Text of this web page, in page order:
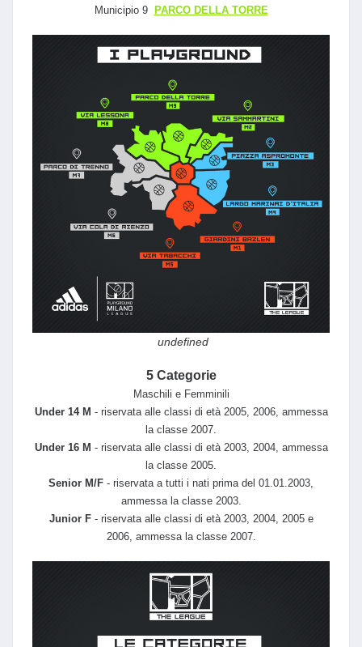
Municipio 9 PARCO DELLA TORRE
undefined
5Categorie
Maschili e Femminili
Under 14 M - riservata alle classi di età 2005, 2006, ammessa
la classe 2007.
Under 16 M - riservata alle classi di età 2003, 2004, ammessa
la classe 2005.
Senior M/F - riservata a tutti i nati prima del 01.01.2003,
ammessa la classe 2003.
Junior F- riservata alle classi di età 2003, 2004, 2005 e
2006, ammessa la classe 2007.